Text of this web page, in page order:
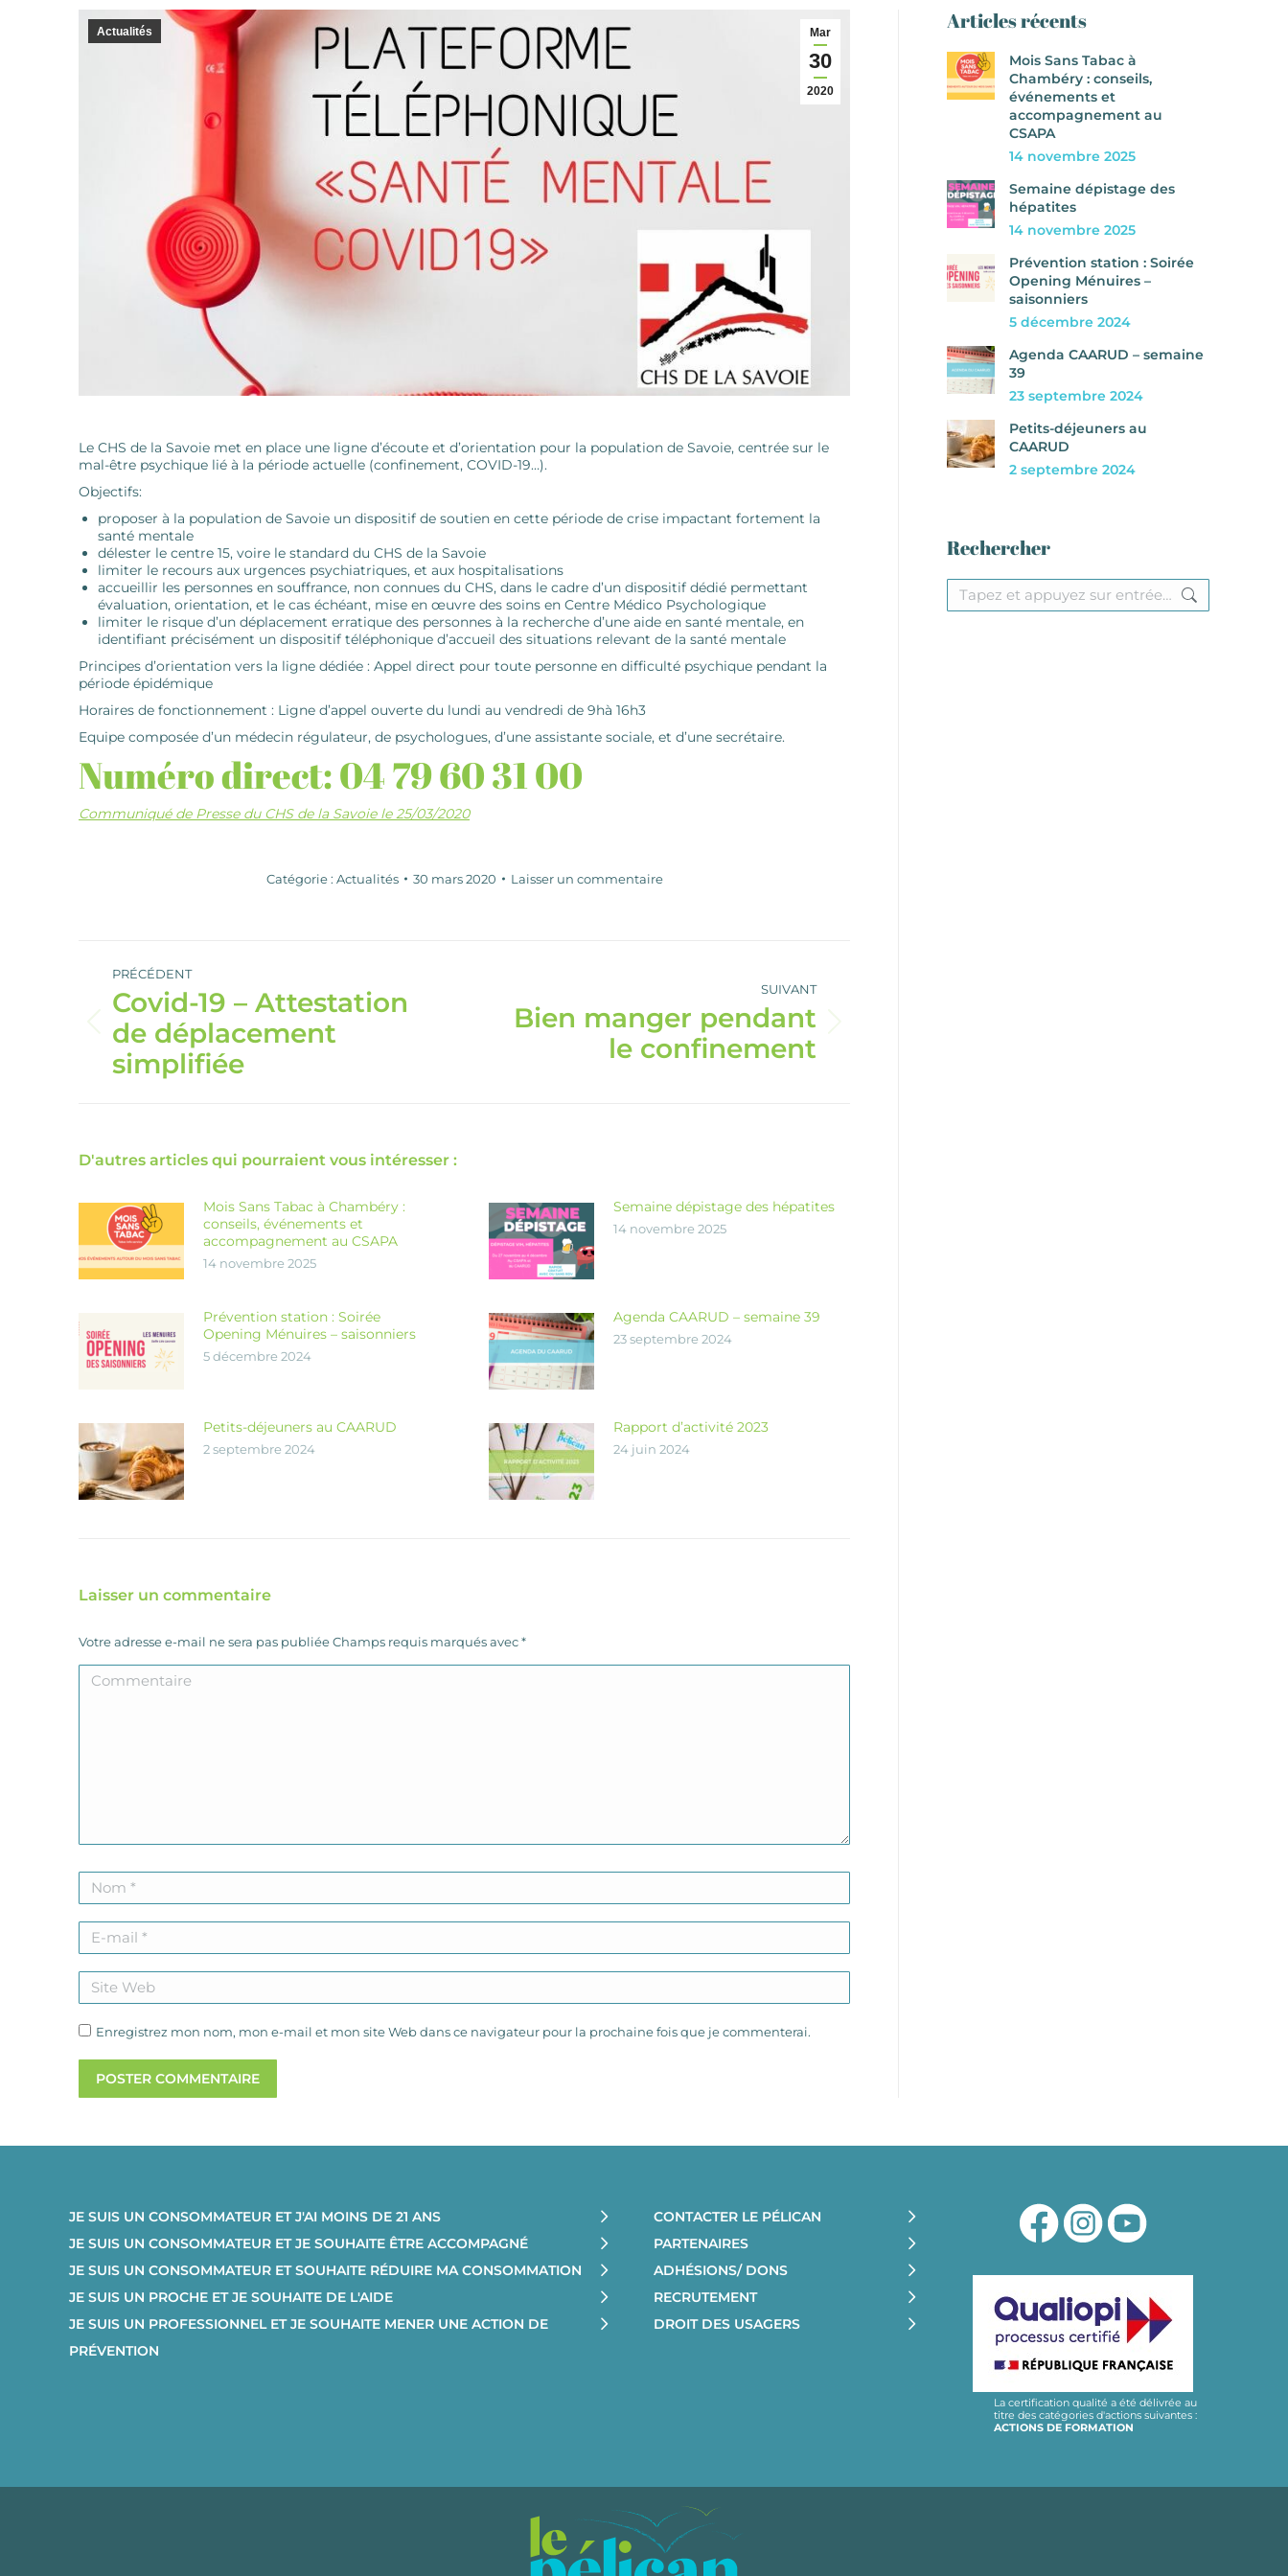
Mar
30
2020
Actualités
Le CHS de la Savoie met en place une ligne d’écoute et d’orientation pour la population de Savoie, centrée sur le
mal-être psychique lié à la période actuelle (confinement, COVID-19…).
Objectifs:
proposer à la population de Savoie un dispositif de soutien en cette période de crise impactant fortement la
santé mentale
délester le centre 15, voire le standard du CHS de la Savoie
limiter le recours aux urgences psychiatriques, et aux hospitalisations
accueillir les personnes en souffrance, non connues du CHS, dans le cadre d’un dispositif dédié permettant
évaluation, orientation, et le cas échéant, mise en œuvre des soins en Centre Médico Psychologique
limiter le risque d’un déplacement erratique des personnes à la recherche d’une aide en santé mentale, en
identifiant précisément un dispositif téléphonique d’accueil des situations relevant de la santé mentale
Principes d’orientation vers la ligne dédiée : Appel direct pour toute personne en difficulté psychique pendant la
période épidémique
Horaires de fonctionnement : Ligne d’appel ouverte du lundi au vendredi de 9hà 16h3
Equipe composée d’un médecin régulateur, de psychologues, d’une assistante sociale, et d’une secrétaire.
Numéro direct: 04 79 60 31 00
Communiqué de Presse du CHS de la Savoie le 25/03/2020
Catégorie : Actualités 30 mars 2020 Laisser un commentaire
article
PRÉCÉDENT
Article
précédent
:
Covid-19 – Attestation
de déplacement
simplifiée
SUIVANT
Article
Bien manger pendant
le confinement
D'autres articles qui pourraient vous intéresser :
Mois Sans Tabac à Chambéry :
conseils, événements et
accompagnement au CSAPA
14 novembre 2025
Semaine dépistage des hépatites
14 novembre 2025
Prévention station : Soirée
Opening Ménuires – saisonniers
5 décembre 2024
Agenda CAARUD – semaine 39
23 septembre 2024
Petits-déjeuners au CAARUD
2 septembre 2024
Rapport d’activité 2023
24 juin 2024
Laisser un commentaire
Votre adresse e-mail ne sera pas publiée Champs requis marqués avec*
Commentaire
Nom *
E-mail *
Site Web
Enregistrez mon nom, mon e-mail et mon site Web dans ce navigateur pour la prochaine fois que je commenterai.
POSTER COMMENTAIRE
Articles récents
Mois Sans Tabac à
Chambéry : conseils,
événements et
accompagnement au
CSAPA
14 novembre 2025
Semaine dépistage des
hépatites
14 novembre 2025
Prévention station : Soirée
Opening Ménuires –
saisonniers
5 décembre 2024
Agenda CAARUD – semaine
39
23 septembre 2024
Petits-déjeuners au
CAARUD
2 septembre 2024
Rechercher
Recherche
JE SUIS UN CONSOMMATEUR ET J'AI MOINS DE 21 ANS
JE SUIS UN CONSOMMATEUR ET JE SOUHAITE ÊTRE ACCOMPAGNÉ
JE SUIS UN CONSOMMATEUR ET SOUHAITE RÉDUIRE MA CONSOMMATION
JE SUIS UN PROCHE ET JE SOUHAITE DE L'AIDE
JE SUIS UN PROFESSIONNEL ET JE SOUHAITE MENER UNE ACTION DE
PRÉVENTION
CONTACTER LE PÉLICAN
PARTENAIRES
ADHÉSIONS/ DONS
RECRUTEMENT
DROIT DES USAGERS
La certification qualité a été délivrée au
titre des catégories d'actions suivantes :
ACTIONS DE FORMATION